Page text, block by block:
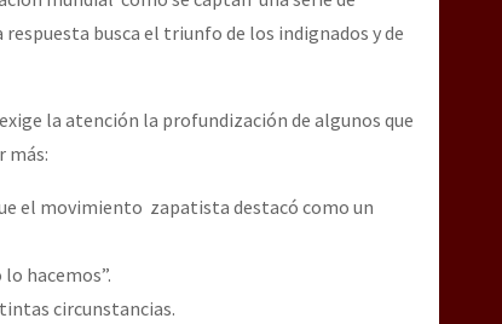
busca el triunfo de los indignados y de
la atención la profundización de algunos que
más:
el movimiento zapatista destacó como un
hacemos”.
circunstancias.